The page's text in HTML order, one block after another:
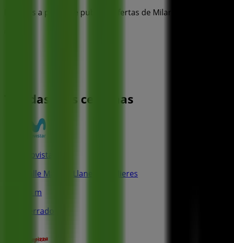
Estamos a punto de publicar ofertas de Milar
Tiendas más cercanas
Movistar
Calle Manuel Llaneza, 3, Mieres
34 m
Cerrado